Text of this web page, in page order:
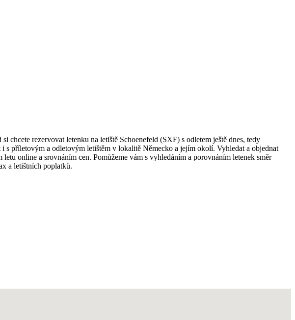
chcete rezervovat letenku na letiště Schoenefeld (SXF) s odletem ještě dnes, tedy
s příletovým a odletovým letištěm v lokalitě Německo a jejím okolí. Vyhledat a objednat
online a srovnáním cen. Pomůžeme vám s vyhledáním a porovnáním letenek směr
a letištních poplatků.